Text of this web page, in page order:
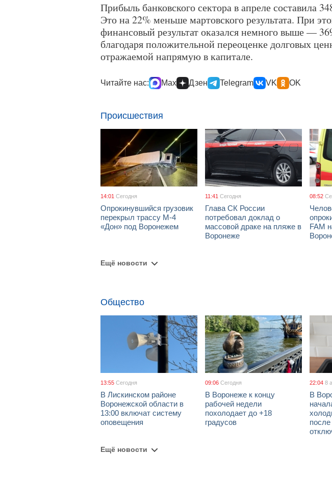
Прибыль банковского сектора в апреле составила
Это на 22% меньше мартовского результата. При
финансовый результат оказался немного выше —
благодаря положительной переоценке долговых
отражаемой напрямую в капитале.
Читайте нас: Max Дзен Telegram VK OK
Происшествия
14:01 Сегодня
Опрокинувшийся грузовик
перекрыл трассу М-4
«Дон» под Воронежем
11:41 Сегодня
Глава СК России
потребовал доклад о
массовой драке на пляже в
Воронеже
08:52
FAM
Ещё новости
Общество
13:55 Сегодня
В Лискинском районе
Воронежской области в
13:00 включат систему
оповещения
09:06 Сегодня
В Воронеже к концу
рабочей недели
похолодает до +18
градусов
22:04 8
В
Ещё новости